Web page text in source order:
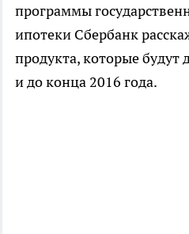
программы
ипотеки Сбербанк
продукта, которые будут
и до конца 2016 года.